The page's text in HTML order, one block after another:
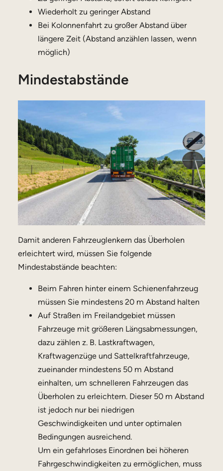
Wiederholt zu geringer Abstand
Bei Kolonnenfahrt zu großer Abstand über
längere Zeit (Abstand anzählen lassen, wenn
möglich)
Mindestabstände
Damit anderen Fahrzeuglenkern das Überholen
erleichtert wird, müssen Sie folgende
Mindestabstände beachten:
Beim Fahren hinter einem Schienenfahrzeug
müssen Sie mindestens 20 m Abstand halten
Auf Straßen im Freilandgebiet müssen
Fahrzeuge mit größeren Längsabmessungen,
dazu zählen z. B. Lastkraftwagen,
Kraftwagenzüge und Sattelkraftfahrzeuge,
zueinander mindestens 50 m Abstand
einhalten, um schnelleren Fahrzeugen das
Überholen zu erleichtern. Dieser 50 m Abstand
ist jedoch nur bei niedrigen
Geschwindigkeiten und unter optimalen
Bedingungen ausreichend.
Um ein gefahrloses Einordnen bei höheren
Fahrgeschwindigkeiten zu ermöglichen, muss